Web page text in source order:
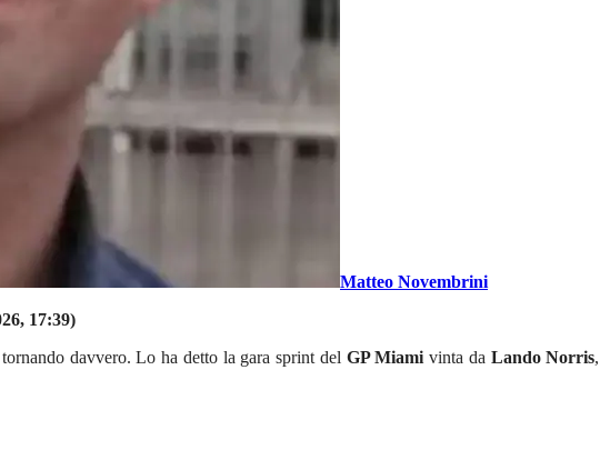
Matteo Novembrini
17:39)
tornando davvero. Lo ha detto la gara sprint del GP Miami vinta da Lando Norris